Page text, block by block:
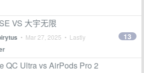
VS 大宇无限
• Mar 27, 2025 • Lastly
13
QC Ultra vs AirPods Pro 2